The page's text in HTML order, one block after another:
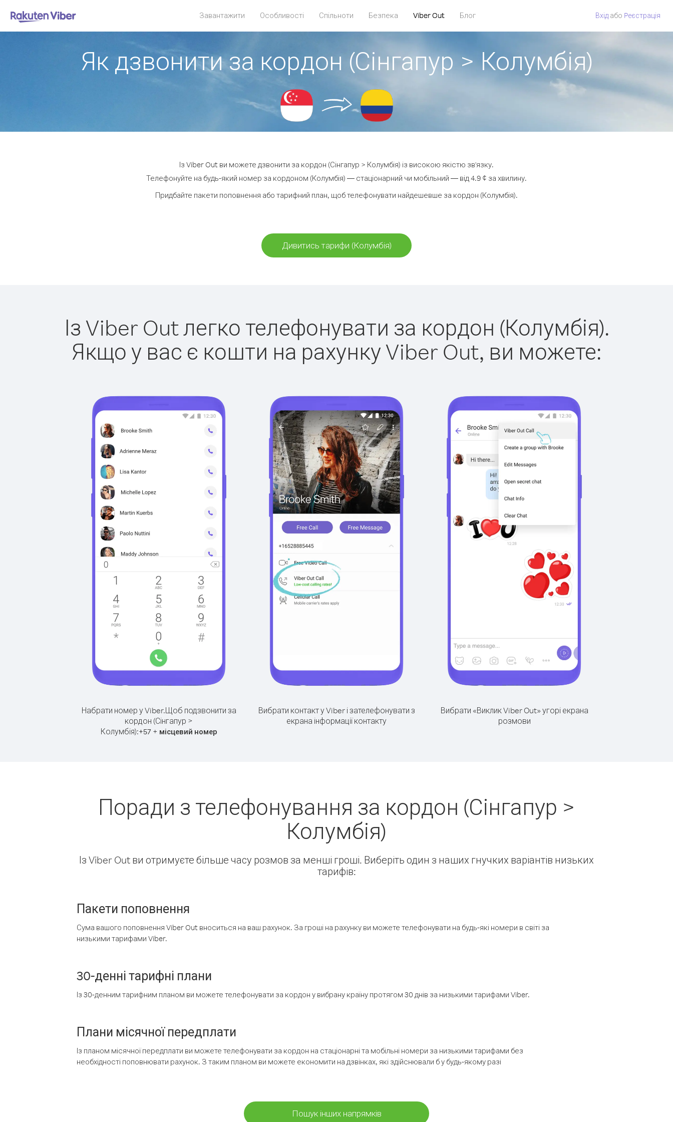
Завантажити Особливості Спільноти Безпека Viber Out Блог Вхід або Pеєстрація
Як дзвонити за кордон (Сінгапур > Колумбія)
Із Viber Out ви можете дзвонити за кордон (Сінгапур > Колумбія) із високою якістю зв'язку.
Телефонуйте на будь-який номер за кордоном (Колумбія) — стаціонарний чи мобільний — від 4.9 ¢ за хвилину.
Придбайте пакети поповнення або тарифний план, щоб телефонувати найдешевше за кордон (Колумбія).
Дивитись тарифи (Колумбія)
Із Viber Out легко телефонувати за кордон (Колумбія).
Якщо у вас є кошти на рахунку Viber Out, ви можете:
Набрати номер у Viber.Щоб подзвонити за
кордон (Сінгапур >
Колумбія):+57+ місцевий номер
Вибрати контакт у Viber і зателефонувати з
екрана інформації контакту
Вибрати «Виклик Viber Out» угорі екрана
розмови
Поради з телефонування за кордон (Сінгапур >
Колумбія)
Із Viber Out ви отримуєте більше часу розмов за менші гроші. Виберіть один з наших гнучких варіантів низьких
тарифів:
Пакети поповнення
Сума вашого поповнення Viber Out вноситься на ваш рахунок. За гроші на рахунку ви можете телефонувати на будь-які номери в світі за
низькими тарифами Viber.
30-денні тарифні плани
Із 30-денним тарифним планом ви можете телефонувати за кордон у вибрану країну протягом 30 днів за низькими тарифами Viber.
Плани місячної передплати
Із планом місячної передплати ви можете телефонувати за кордон на стаціонарні та мобільні номери за низькими тарифами без
необхідності поповнювати рахунок. З таким планом ви можете економити на дзвінках, які здійснювали б у будь-якому разі
Пошук інших напрямків